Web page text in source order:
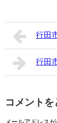
行田
行田
コメントを